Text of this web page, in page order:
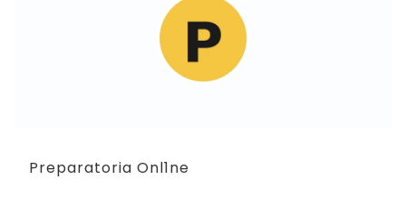
Preparatoria Onl1ne